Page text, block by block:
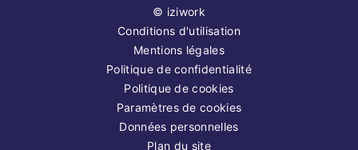
© iziwork
Conditions d'utilisation
Mentions légales
Politique de confidentialité
Politique de cookies
Paramètres de cookies
Données personnelles
Plan du site